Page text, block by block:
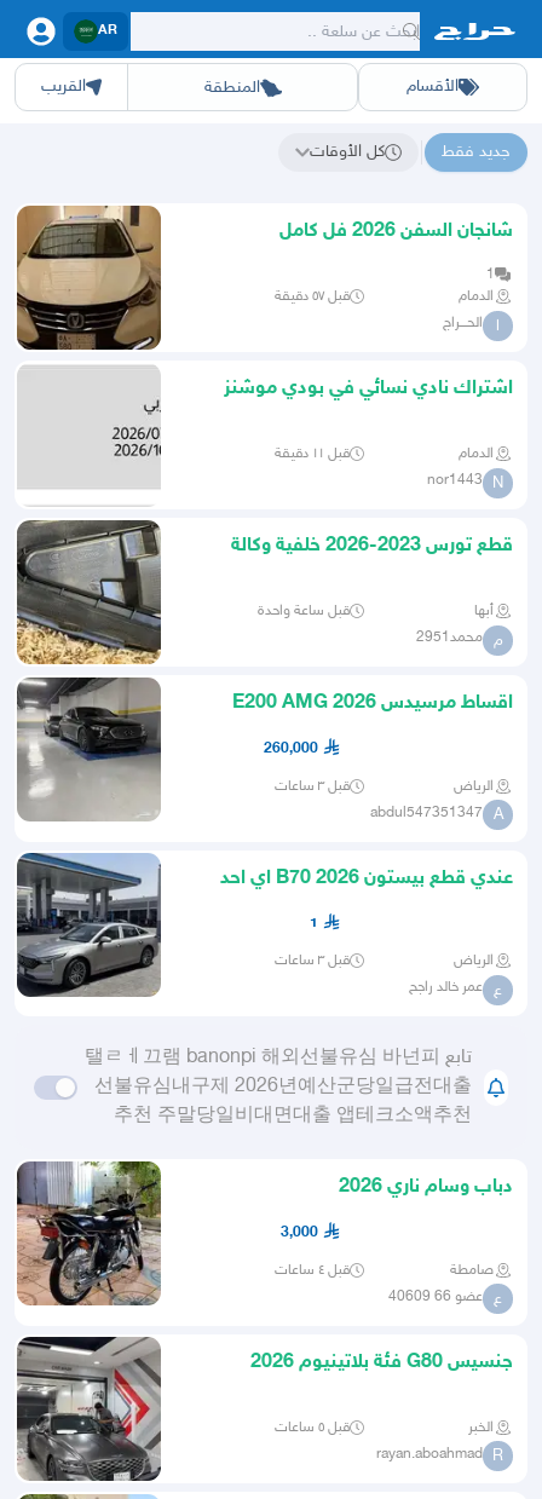
AR
الأقسام المنطقة القريب أجهزةعقار ديل وظائفالعابتدريب برمجةالحدائق الشرقيهجدهمكه المدينةالطايف حائلأبهاعسيرالباحة
جديد فقط كل الأوقات
شانجان السفن 2026 فل كامل
1
الدمام
قبل ٥٧ دقيقة
ا الحـــراج
اشتراك نادي نسائي في بودي موشنز
الدمام قبل ١١ دقيقة
N
nor1443
قطع تورس 2023-2026 خلفية وكالة
أبها قبل ساعة واحدة
م محمد2951
اقساط مرسيدس E200 AMG 2026
260,000
الرياض قبل ٣ ساعات
A
abdul547351347
عندي قطع بيستون B70 2026 اي احد
1
الرياض قبل ٣ ساعات
ع عمر خالد راجح
تابع 탤ㄹㅔ끄램 banonpi 해외선불유심 바넌피
선불유심내구제 2026년예산군당일급전대출
추천 주말당일비대면대출 앱테크소액추천
دباب وسام ناري 2026
3,000
صامطة قبل ٤ ساعات
ع عضو 66 40609
جنسيس G80 فئة بلاتينيوم 2026
الخبر قبل ٥ ساعات
R
rayan.aboahmad